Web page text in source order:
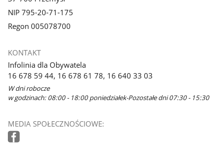
NIP 795-20-71-175
Regon 005078700
KONTAKT
Infolinia dla Obywatela
16 678 59 44, 16 678 61 78, 16 640 33 03
W dni robocze
w godzinach: 08:00 - 18:00 poniedziałek-Pozostałe dni 07:30 - 15:30
MEDIA SPOŁECZNOŚCIOWE: